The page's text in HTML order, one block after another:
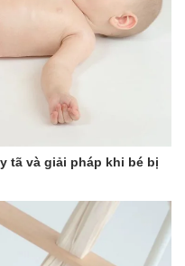
tã và giải pháp khi bé bị